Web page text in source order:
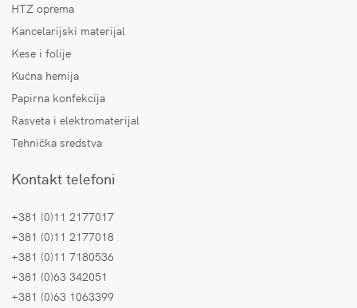
HTZ oprema
Kancelarijski materijal
Kese i folije
Kućna hemija
Papirna konfekcija
Rasveta i elektromaterijal
Tehnička sredstva
Kontakt telefoni
+381 (0)11 2177017
+381 (0)11 2177018
+381 (0)11 7180536
+381 (0)63 342051
+381 (0)63 1063399